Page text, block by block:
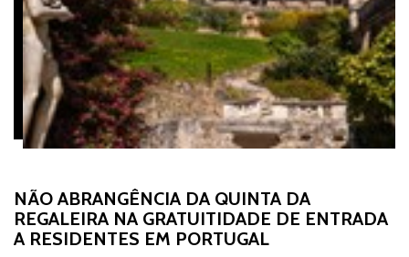
NÃO ABRANGÊNCIA DA QUINTA DA
REGALEIRA NA GRATUITIDADE DE ENTRADA
A RESIDENTES EM PORTUGAL